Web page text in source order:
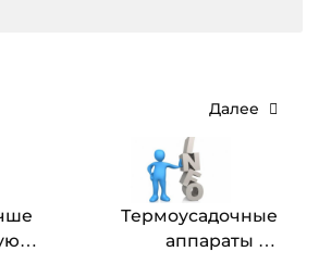
Далее
Термоусадочные
аппараты от